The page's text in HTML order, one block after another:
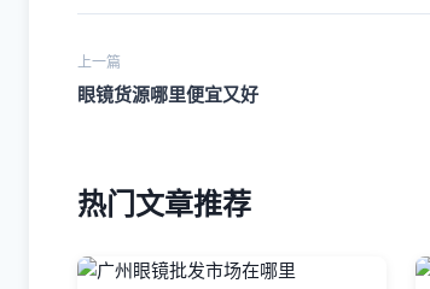
上一篇
眼镜货源哪里便宜又好
热门文章推荐